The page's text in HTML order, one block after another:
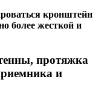
кронштейн
более жесткой и
протяжка
и